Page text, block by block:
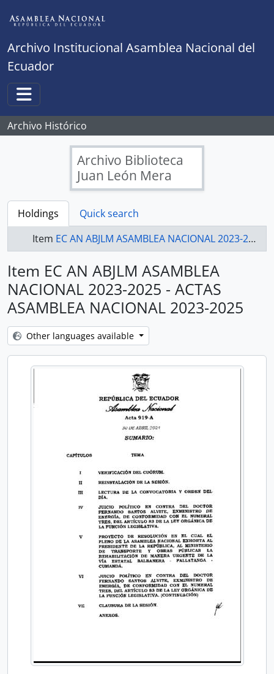
Archivo Institucional Asamblea Nacional del
Ecuador
Toggle navigation
Archivo Histórico
Archivo Biblioteca
Juan León Mera
Holdings
Quick search
Item EC AN ABJLM ASAMBLEA NACIONAL 2023-2025 - ACTAS ASAMBLEA NACIONAL 2023-2025
Item EC AN ABJLM ASAMBLEA
NACIONAL 2023-2025 - ACTAS
ASAMBLEA NACIONAL 2023-2025
Other languages available